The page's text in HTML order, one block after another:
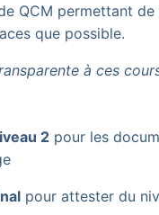
QCM permettant de
que possible.
à ces
2 pour les
pour attester du